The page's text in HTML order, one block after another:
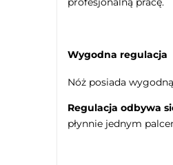
Wygodna regulacja
Nóż posiada
Regulacja odbywa
płynnie jednym